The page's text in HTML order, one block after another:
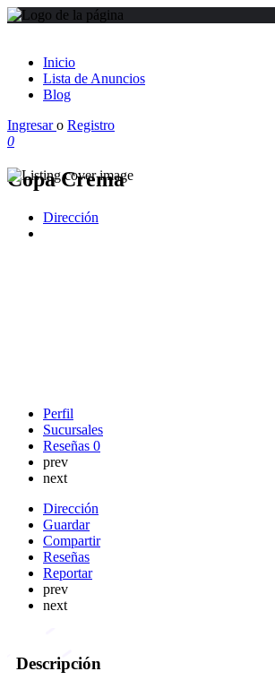
Inicio
Lista de Anuncios
Blog
Ingresaro Registro
0
Copa Crema
Dirección
Perfil
Sucursales
Reseñas 0
prev
next
Dirección
Guardar
Compartir
Reseñas
Reportar
prev
next
Descripción